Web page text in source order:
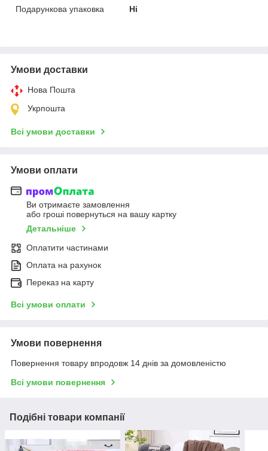
Подарункова упаковка
Ні
Умови доставки
Нова Пошта
Укрпошта
Всі умови доставки
Умови оплати
Ви отримаєте замовлення
або гроші повернуться на вашу картку
Детальніше
Оплатити частинами
Оплата на рахунок
Переказ на карту
Всі умови оплати
Умови повернення
Повернення товару впродовж 14 днів за домовленістю
Всі умови повернення
Подібні товари компанії